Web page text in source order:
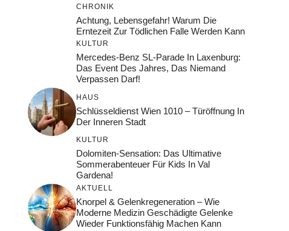
CHRONIK
Achtung, Lebensgefahr! Warum Die
Erntezeit Zur Tödlichen Falle Werden Kann
KULTUR
Mercedes-Benz SL-Parade In Laxenburg:
Das Event Des Jahres, Das Niemand
Verpassen Darf!
HAUS
Schlüsseldienst Wien 1010 – Türöffnung In
Der Inneren Stadt
KULTUR
Dolomiten-Sensation: Das Ultimative
Sommerabenteuer Für Kids In Val
Gardena!
AKTUELL
Knorpel & Gelenkregeneration – Wie
Moderne Medizin Geschädigte Gelenke
Wieder Funktionsfähig Machen Kann